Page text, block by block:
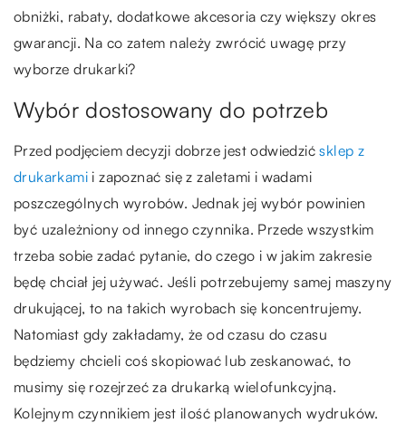
obniżki, rabaty, dodatkowe akcesoria czy większy okres
gwarancji. Na co zatem należy zwrócić uwagę przy
wyborze drukarki?
Wybór dostosowany do potrzeb
Przed podjęciem decyzji dobrze jest odwiedzićsklep z
drukarkami i zapoznać się z zaletami i wadami
poszczególnych wyrobów. Jednak jej wybór powinien
być uzależniony od innego czynnika. Przede wszystkim
trzeba sobie zadać pytanie, do czego i w jakim zakresie
będę chciał jej używać. Jeśli potrzebujemy samej maszyny
drukującej, to na takich wyrobach się koncentrujemy.
Natomiast gdy zakładamy, że od czasu do czasu
będziemy chcieli coś skopiować lub zeskanować, to
musimy się rozejrzeć za drukarką wielofunkcyjną.
Kolejnym czynnikiem jest ilość planowanych wydruków.